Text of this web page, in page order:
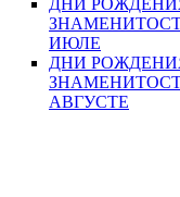
ИЮЛЕ
ДНИ
АВГУСТЕ